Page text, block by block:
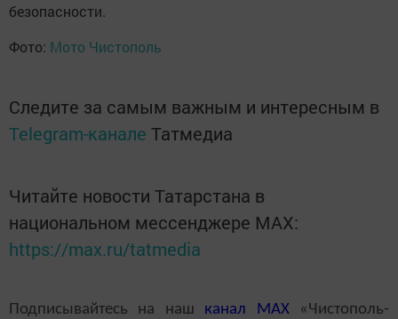
безопасности.
Фото: Мото Чистополь
Следите за самым важным и интересным в
Telegram-канале Татмедиа
Читайте новости Татарстана в
национальном мессенджере MАХ:
https://max.ru/tatmedia
Подписывайтесь на наш канал MAX«Чистополь-